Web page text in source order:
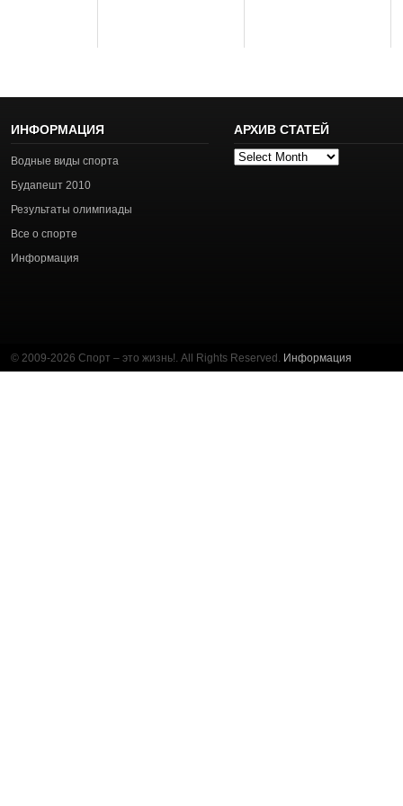
ИНФОРМАЦИЯ
Водные виды спорта
Будапешт 2010
Результаты олимпиады
Все о спорте
Информация
АРХИВ СТАТЕЙ
Архив
© 2009-2026 Спорт – это жизнь!. All Rights Reserved. Информация